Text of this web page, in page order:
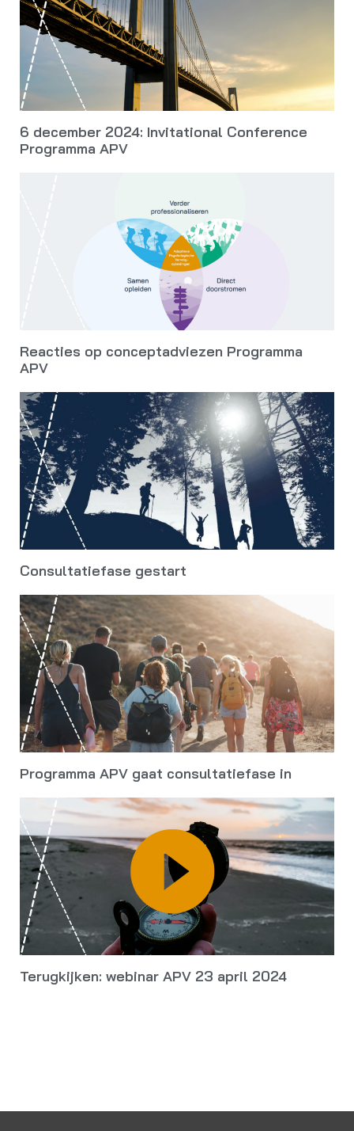
6 december 2024: Invitational Conference
Programma APV
Reacties op conceptadviezen Programma
APV
Consultatiefase gestart
Programma APV gaat consultatiefase in
Terugkijken: webinar APV 23 april 2024